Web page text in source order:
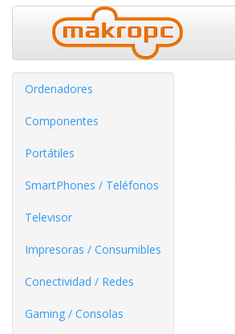
Ordenadores
Componentes
Portátiles
SmartPhones / Teléfonos
Televisor
Impresoras / Consumibles
Conectividad / Redes
Gaming / Consolas